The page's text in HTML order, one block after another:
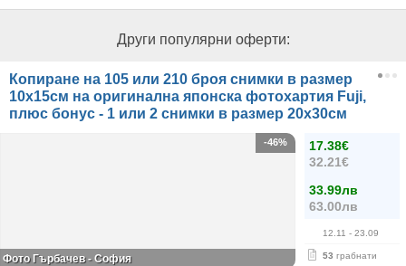
Други популярни оферти:
Копиране на 105 или 210 броя снимки в размер
10х15см на оригинална японска фотохартия Fuji,
плюс бонус - 1 или 2 снимки в размер 20х30см
17.38€
32.21€
33.99лв
63.00лв
12.11 - 23.09
53 грабнати
-46%
Фото Гърбачев - София